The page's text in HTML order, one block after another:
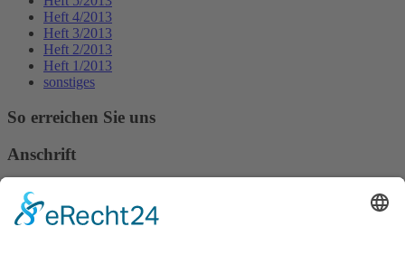
Heft 4/2013
Heft 3/2013
Heft 2/2013
Heft 1/2013
sonstiges
So erreichen Sie uns
Anschrift
Verband Deutscher Tierheilpraktiker e.V.
Verbandsverwaltung
Am Rosenbraken 12